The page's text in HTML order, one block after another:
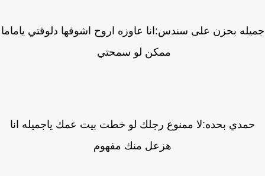
بحزن على سندس:انا عاوزه اروح اشوفها دلوقتي ياماما
ممكن لو سمحتي
حمدي بحده:لا ممنوع رجلك لو خطت بيت عمك ياجميله انا
هزعل منك مفهوم